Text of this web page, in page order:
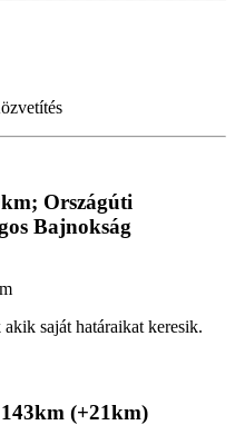
Országúti
Bajnokság
saját határaikat keresik.
(+21km)